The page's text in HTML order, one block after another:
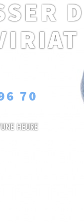
70
HEURE